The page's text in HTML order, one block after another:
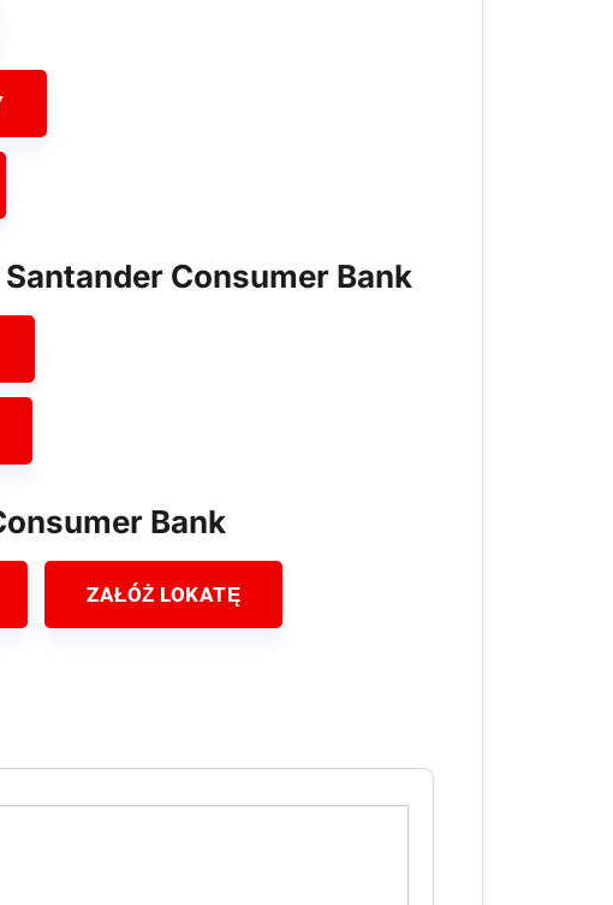
Consumer Bank
Bank
ZAŁÓŻ LOKATĘ